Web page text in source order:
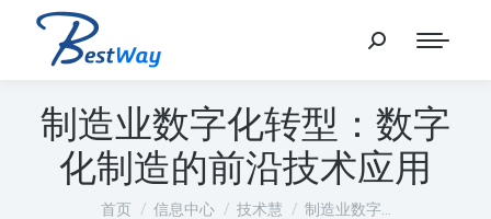
制造业数字化转型：数字
化制造的前沿技术应用
您在这里：
首页 信息中心 技术慧 制造业数字…